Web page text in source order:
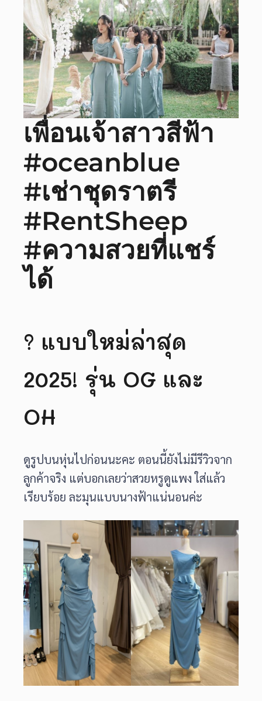
เพื่อนเจ้าสาวสีฟ้า
#oceanblue
#เช่าชุดราตรี
#RentSheep
#ความสวยที่แชร์
ได้
? แบบใหม่ล่าสุด
2025! รุ่น OG และ
OH
ดูรูปบนหุ่นไปก่อนนะคะ ตอนนี้ยังไม่มีรีวิวจาก
ลูกค้าจริง แต่บอกเลยว่าสวยหรูดูแพง ใส่แล้ว
เรียบร้อย ละมุนแบบนางฟ้าแน่นอนค่ะ